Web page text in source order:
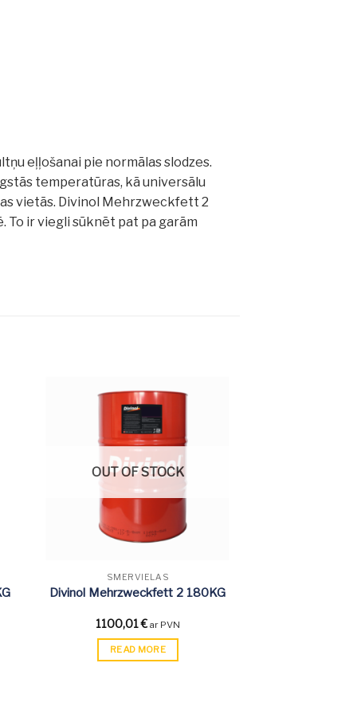
eļļošanai pie normālas slodzes.
temperatūras, kā universālu
vietās. Divinol Mehrzweckfett 2
To ir viegli sūknēt pat pa garām
OUT OF STOCK
SMĒRVIELAS
Divinol Mehrzweckfett 2 180KG
1100,01€ ar PVN
READ MORE